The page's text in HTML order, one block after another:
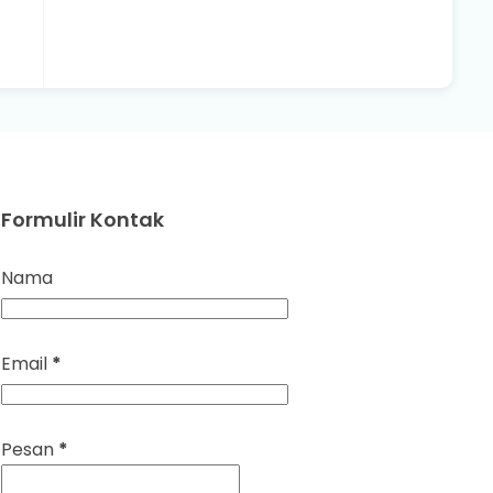
Formulir Kontak
Nama
Email *
Pesan *